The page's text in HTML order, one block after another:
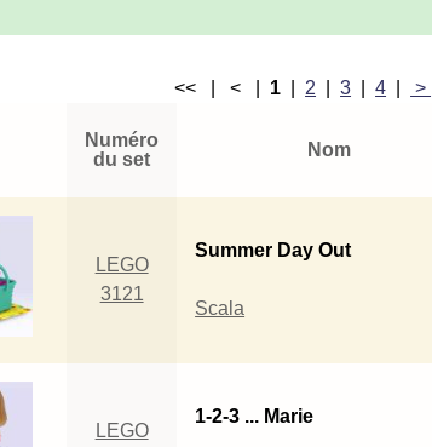
<< | < | 1 2 |3 |4 >
Numéro
du set
Nom
LEGO
3121
Summer Day Out
Scala
LEGO
1-2-3 ... Marie